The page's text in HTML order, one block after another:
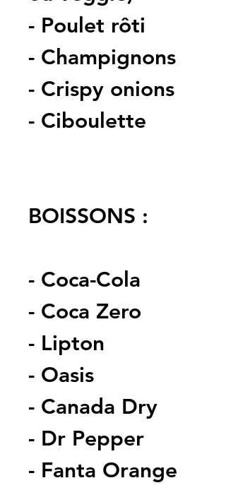
- Poulet rôti
- Champignons
- Crispy onions
- Ciboulette
BOISSONS :
- Coca-Cola
- Coca Zero
- Lipton
- Oasis
- Canada Dry
- Dr Pepper
- Fanta Orange